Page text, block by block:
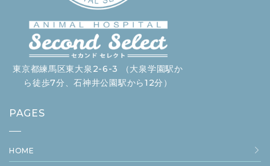
東京都練馬区東大泉2-6-3 （大泉学園駅か
ら徒歩7分、石神井公園駅から12分）
PAGES
HOME